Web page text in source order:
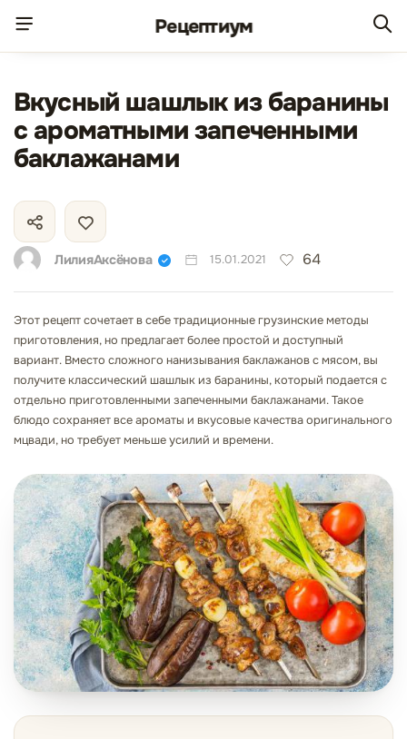
Рецептиум
Вкусный шашлык из баранины
с ароматными запеченными
баклажанами
ЛилияАксёнова 15.01.2021 64
Этот рецепт сочетает в себе традиционные грузинские методы
приготовления, но предлагает более простой и доступный
вариант. Вместо сложного нанизывания баклажанов с мясом, вы
получите классический шашлык из баранины, который подается с
отдельно приготовленными запеченными баклажанами. Такое
блюдо сохраняет все ароматы и вкусовые качества оригинального
мцвади, но требует меньше усилий и времени.